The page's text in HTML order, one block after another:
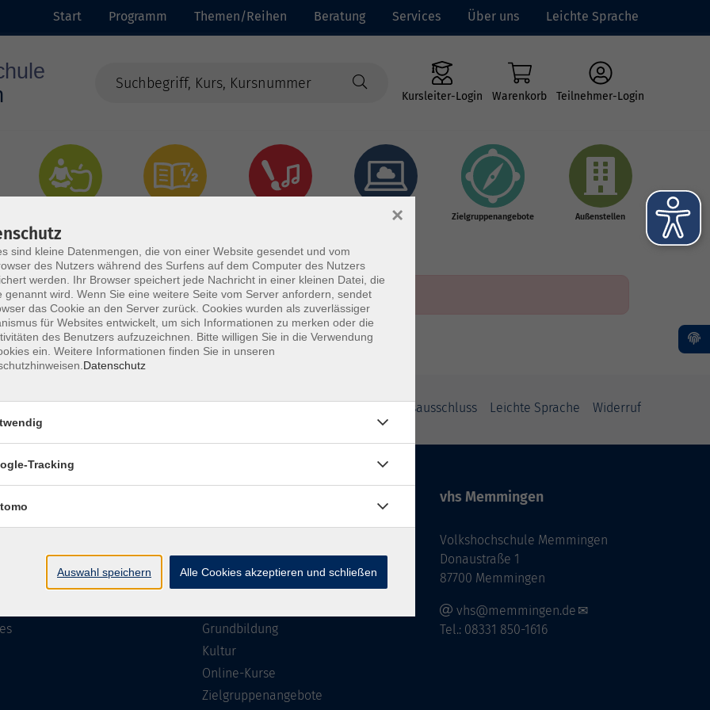
Start Programm Themen/Reihen Beratung Services Über uns Leichte Sprache
Kursleiter-Login Warenkorb Teilnehmer-Login
Online-Kurse Zielgruppenangebote Außenstellen
Haftungsausschluss Leichte Sprache Widerruf
Reihen
Grundbildung
Kultur
Online-Kurse
Zielgruppenangebote
vhs Memmingen
Volkshochschule Memmingen
Donaustraße 1
87700 Memmingen
vhs@memmingen.de
Tel.: 08331 850-1616
sind kleine Datenmengen, die von einer Website gesendet und vom
des Nutzers während des Surfens auf dem Computer des Nutzers
werden. Ihr Browser speichert jede Nachricht in einer kleinen Datei, die
genannt wird. Wenn Sie eine weitere Seite vom Server anfordern, sendet
das Cookie an den Server zurück. Cookies wurden als zuverlässiger
für Websites entwickelt, um sich Informationen zu merken oder die
des Benutzers aufzuzeichnen. Bitte willigen Sie in die Verwendung
ein. Weitere Informationen finden Sie in unseren
Datenschutz
×
Tracking
Auswahl speichern Alle Cookies akzeptieren und schließen